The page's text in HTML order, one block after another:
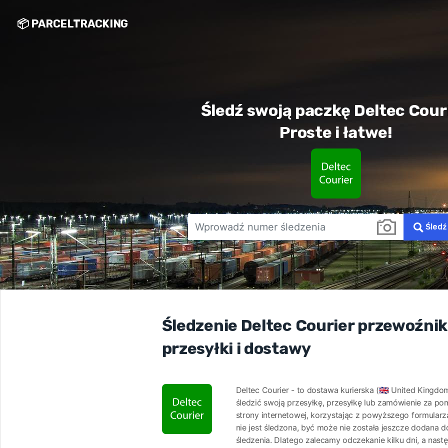
📦 PARCELTRACKING
Śledź swoją paczkę Deltec
Proste i łatwe!
Śledzenie Deltec Courier
przesyłki i dostawy
Deltec Courier - to dostawa kurierska (🇬🇧 United
śledzić swoją przesyłkę, przesyłkę lub zamówienie za
strony internetowej, korzystając z powyższego
nie jest śledzona, być może nie została jeszcze dodana
śledzenia. Dlatego zalecamy odczekanie kilku dni, a